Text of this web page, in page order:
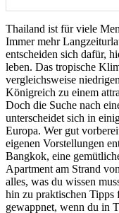
Thailand ist für viele
Immer mehr
entscheiden sich dafür,
leben. Das tropische
vergleichsweise
Königreich zu einem
Doch die Suche nach
unterscheidet sich in
Europa. Wer gut
eigenen Vorstellungen
Bangkok, eine
Apartment am Strand
alles, was du wissen
hin zu praktischen Tipps
gewappnet, wenn du in